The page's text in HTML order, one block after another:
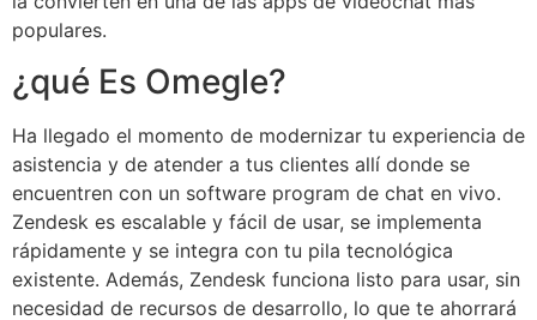
populares.
¿qué Es Omegle?
Ha llegado el momento de modernizar tu experiencia de
asistencia y de atender a tus clientes allí donde se
encuentren con un software program de chat en vivo.
Zendesk es escalable y fácil de usar, se implementa
rápidamente y se integra con tu pila tecnológica
existente. Además, Zendesk funciona listo para usar, sin
necesidad de recursos de desarrollo, lo que te ahorrará